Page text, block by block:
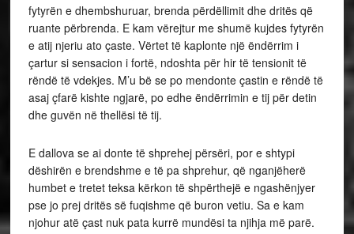
fytyrën e dhembshuruar, brenda përdëllimit dhe dritës që
ruante përbrenda. E kam vërejtur me shumë kujdes fytyrën
e atij njeriu ato çaste. Vërtet të kaplonte një ëndërrim i
çartur si sensacion i fortë, ndoshta për hir të tensionit të
rëndë të vdekjes. M’u bë se po mendonte çastin e rëndë të
asaj çfarë kishte ngjarë, po edhe ëndërrimin e tij për detin
dhe guvën në thellësi të tij.
E dallova se ai donte të shprehej përsëri, por e shtypi
dëshirën e brendshme e të pa shprehur, që nganjëherë
humbet e tretet teksa kërkon të shpërthejë e ngashënjyer
pse jo prej dritës së fuqishme që buron vetiu. Sa e kam
njohur atë çast nuk pata kurrë mundësi ta njihja më parë.